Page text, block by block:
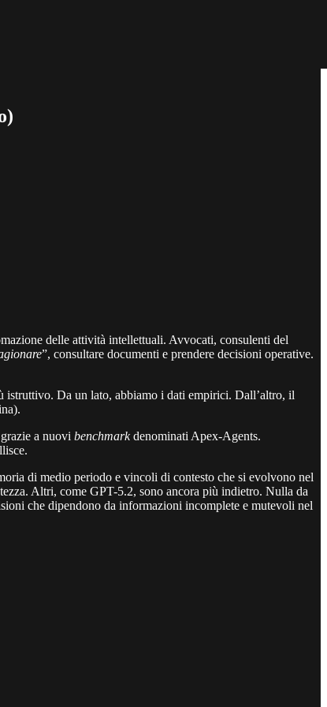
delle attività intellettuali. Avvocati, consulenti del
”, consultare documenti e prendere decisioni operative.
istruttivo. Da un lato, abbiamo i dati empirici. Dall’altro, il
a nuovi benchmarkdenominati Apex-Agents.
di medio periodo e vincoli di contesto che si evolvono nel
Altri, come GPT-5.2, sono ancora più indietro. Nulla da
che dipendono da informazioni incomplete e mutevoli nel